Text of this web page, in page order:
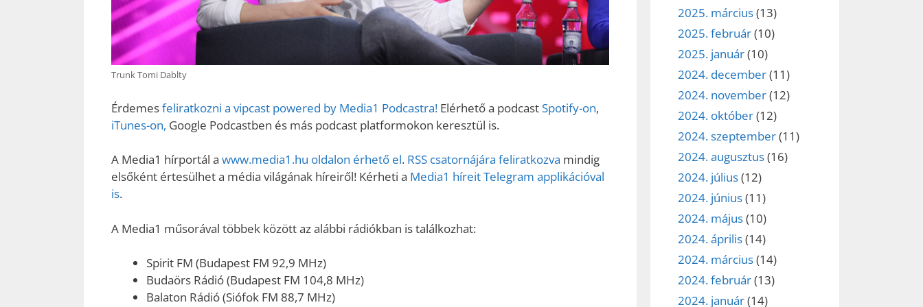
Trunk Tomi Dablty
Érdemesfeliratkozni a vipcast powered by Media1 Podcastra! Elérhető a podcastSpotify-on,
iTunes-on, Google Podcastben és más podcast platformokon keresztül is.
A Media1 hírportál a www.media1.hu oldalon érhető el. RSS csatornájára feliratkozva mindig
elsőként értesülhet a média világának híreiről! Kérheti a Media1 híreit Telegram applikációval
is.
A Media1 műsorával többek között az alábbi rádiókban is találkozhat:
Spirit FM (Budapest FM 92,9 MHz)
Budaörs Rádió (Budapest FM 104,8 MHz)
Balaton Rádió (Siófok FM 88,7 MHz)
2025. március(13)
2025. február(10)
2025. január(10)
2024. december(11)
2024. november(12)
2024. október(12)
2024. szeptember(11)
2024. augusztus(16)
2024. július(12)
2024. június(11)
2024. május(10)
2024. április(14)
2024. március(14)
2024. február(13)
2024. január(14)